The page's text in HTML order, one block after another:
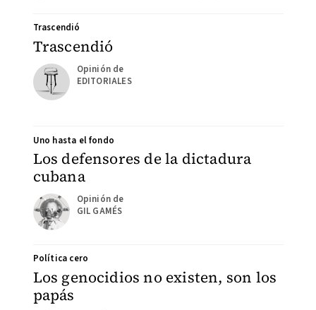
Trascendió
Trascendió
EDITORIALES
Los defensores de la dictadura
cubana
Uno hasta el fondo
GIL GAMÉS
Los genocidios no existen, son los
papás
Política cero